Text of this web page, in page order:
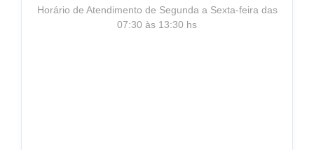
Horário de Atendimento de Segunda a Sexta-feira das
07:30 às 13:30 hs